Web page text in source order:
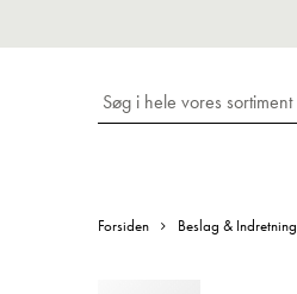
Forsiden Beslag & Indretning